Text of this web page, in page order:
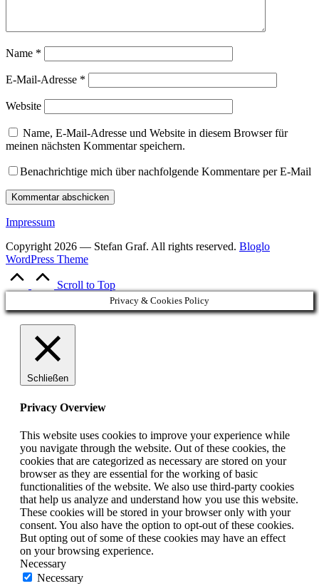
Name *
E-Mail-Adresse *
Website
Name, E-Mail-Adresse und Website in diesem Browser für
meinen nächsten Kommentar speichern.
Benachrichtige mich über nachfolgende Kommentare per E-Mail
Impressum
Copyright 2026 — Stefan Graf. All rights reserved. Bloglo
WordPress Theme
Scroll to Top
Privacy & Cookies Policy
Schließen
Privacy Overview
This website uses cookies to improve your experience while
you navigate through the website. Out of these cookies, the
cookies that are categorized as necessary are stored on your
browser as they are essential for the working of basic
functionalities of the website. We also use third-party cookies
that help us analyze and understand how you use this website.
These cookies will be stored in your browser only with your
consent. You also have the option to opt-out of these cookies.
But opting out of some of these cookies may have an effect
on your browsing experience.
Necessary
Necessary